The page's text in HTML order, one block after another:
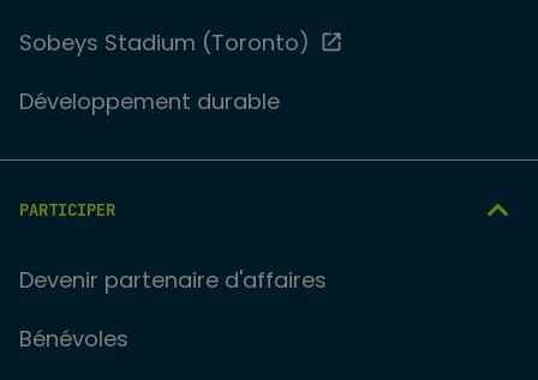
Sobeys Stadium (Toronto)
Développement durable
PARTICIPER
Devenir partenaire d'affaires
Bénévoles